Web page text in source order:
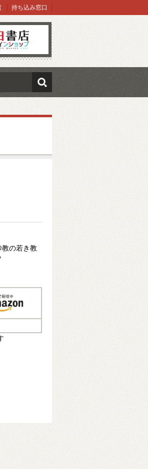
ップ
持ち込み窓口
検索
の若き教